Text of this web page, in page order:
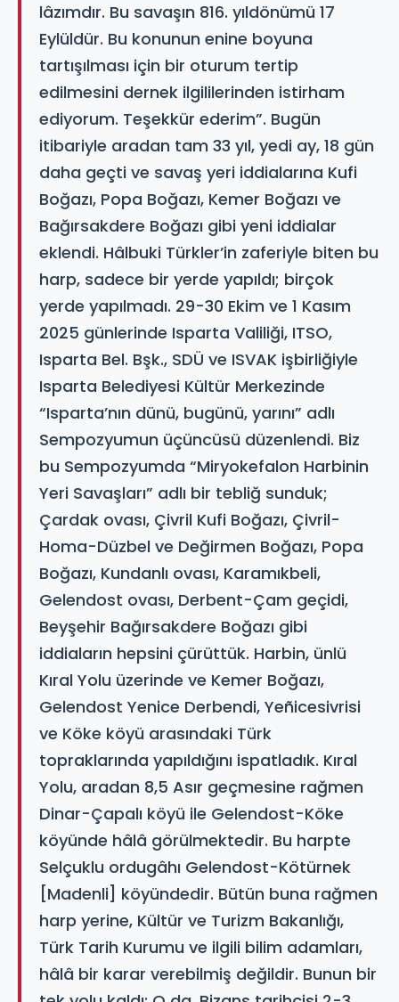
lâzımdır. Bu savaşın 816. yıldönümü 17
Eylüldür. Bu konunun enine boyuna
tartışılması için bir oturum tertip
edilmesini dernek ilgililerinden istirham
ediyorum. Teşekkür ederim”. Bugün
itibariyle aradan tam 33 yıl, yedi ay, 18 gün
daha geçti ve savaş yeri iddialarına Kufi
Boğazı, Popa Boğazı, Kemer Boğazı ve
Bağırsakdere Boğazı gibi yeni iddialar
eklendi. Hâlbuki Türkler’in zaferiyle biten bu
harp, sadece bir yerde yapıldı; birçok
yerde yapılmadı. 29-30 Ekim ve 1 Kasım
2025 günlerinde Isparta Valiliği, ITSO,
Isparta Bel. Bşk., SDÜ ve ISVAK işbirliğiyle
Isparta Belediyesi Kültür Merkezinde
“Isparta’nın dünü, bugünü, yarını” adlı
Sempozyumun üçüncüsü düzenlendi. Biz
bu Sempozyumda “Miryokefalon Harbinin
Yeri Savaşları” adlı bir tebliğ sunduk;
Çardak ovası, Çivril Kufi Boğazı, Çivril-
Homa-Düzbel ve Değirmen Boğazı, Popa
Boğazı, Kundanlı ovası, Karamıkbeli,
Gelendost ovası, Derbent-Çam geçidi,
Beyşehir Bağırsakdere Boğazı gibi
iddiaların hepsini çürüttük. Harbin, ünlü
Kıral Yolu üzerinde ve Kemer Boğazı,
Gelendost Yenice Derbendi, Yeñicesivrisi
ve Köke köyü arasındaki Türk
topraklarında yapıldığını ispatladık. Kıral
Yolu, aradan 8,5 Asır geçmesine rağmen
Dinar-Çapalı köyü ile Gelendost-Köke
köyünde hâlâ görülmektedir. Bu harpte
Selçuklu ordugâhı Gelendost-Kötürnek
[Madenli] köyündedir. Bütün buna rağmen
harp yerine, Kültür ve Turizm Bakanlığı,
Türk Tarih Kurumu ve ilgili bilim adamları,
hâlâ bir karar verebilmiş değildir. Bunun bir